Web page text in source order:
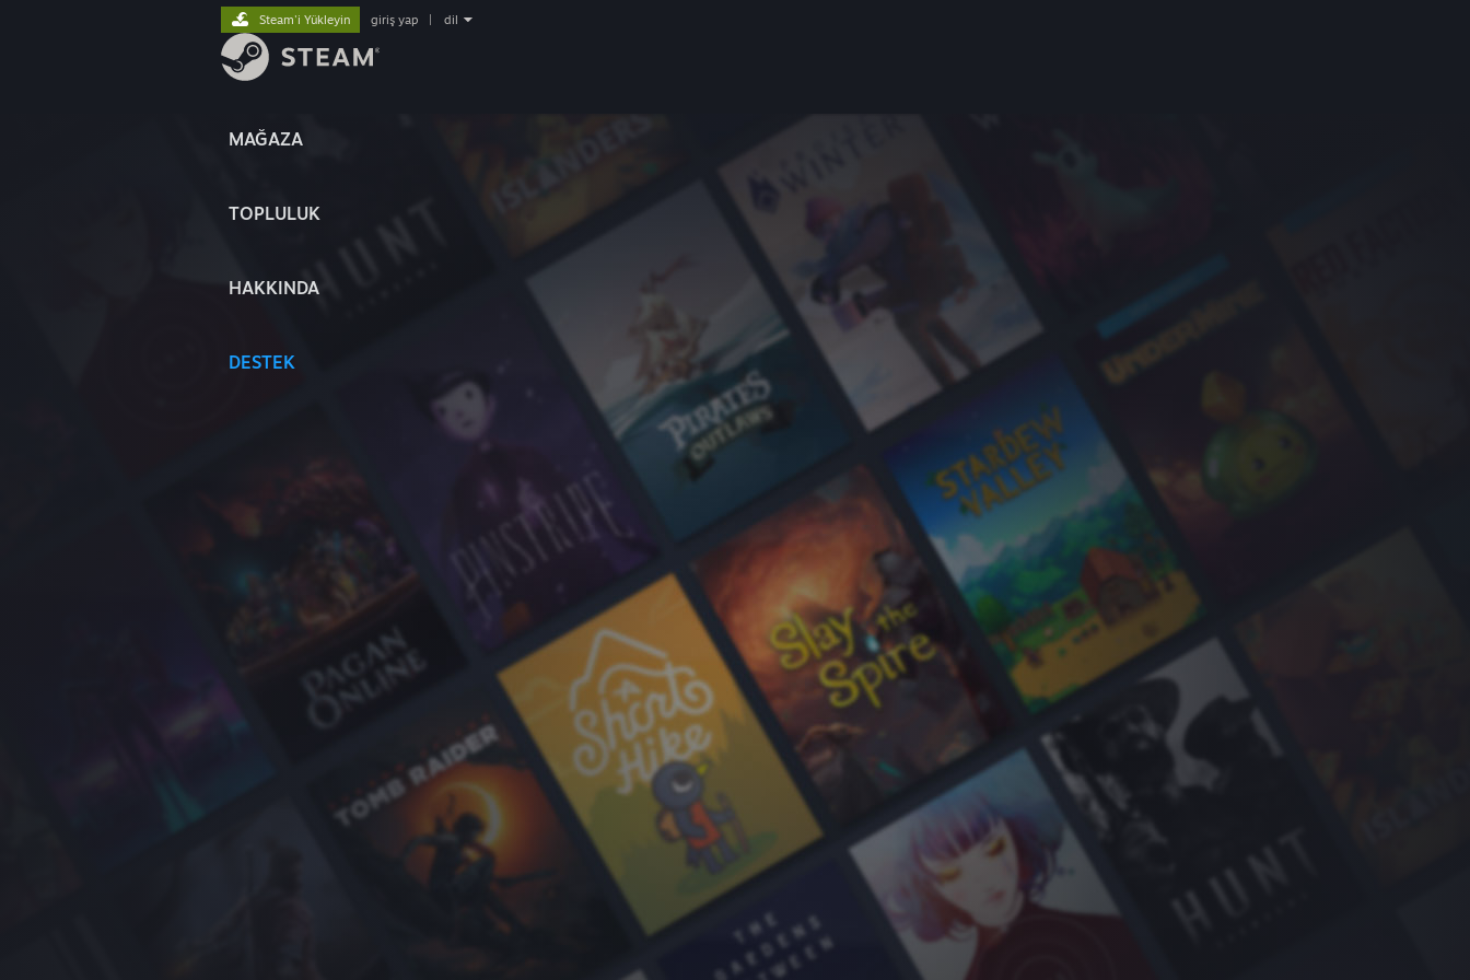
MAĞAZA
TOPLULUK
HAKKINDA
DESTEK
Steam'i Yükleyin giriş yap dil